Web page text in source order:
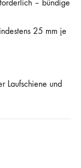
– bündige
25 mm je
Laufschiene und